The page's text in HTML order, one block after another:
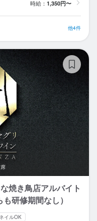
時給： 1,350円〜
他4件
焼き鳥店アルバイト
研修期間なし）
ネイルOK